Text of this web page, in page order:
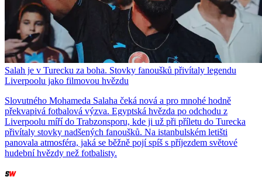
Salah je v Turecku za boha. Stovky fanoušků přivítaly legendu
Liverpoolu jako filmovou hvězdu
Slovutného Mohameda Salaha čeká nová a pro mnohé hodně
překvapivá fotbalová výzva. Egyptská hvězda po odchodu z
Liverpoolu míří do Trabzonsporu, kde ji už při příletu do Turecka
přivítaly stovky nadšených fanoušků. Na istanbulském letišti
panovala atmosféra, jaká se běžně pojí spíš s příjezdem světové
hudební hvězdy než fotbalisty.